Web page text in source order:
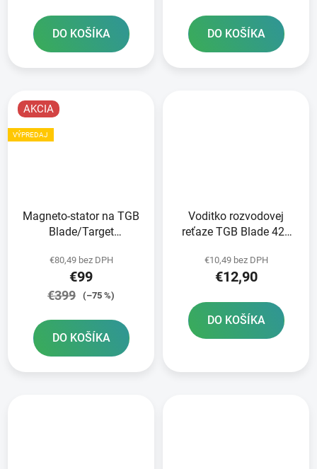
DO KOŠÍKA DO KOŠÍKA
AKCIA
VÝPREDAJ
Magneto-stator na TGB
Blade/Target
€80,49 bez DPH
€99
€399 (–75 %)
DO KOŠÍKA
Voditko rozvodovej
reťaze TGB Blade 425
€10,49 bez DPH
€12,90
DO KOŠÍKA